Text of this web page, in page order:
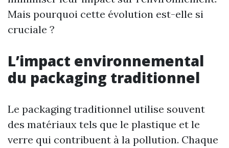
Mais pourquoi cette évolution est-elle si
cruciale ?
L’impact environnemental
du packaging traditionnel
Le packaging traditionnel utilise souvent
des matériaux tels que le plastique et le
verre qui contribuent à la pollution. Chaque